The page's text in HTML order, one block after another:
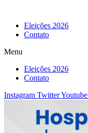
Eleições 2026
Contato
Menu
Eleições 2026
Contato
Instagram TwitterYoutube